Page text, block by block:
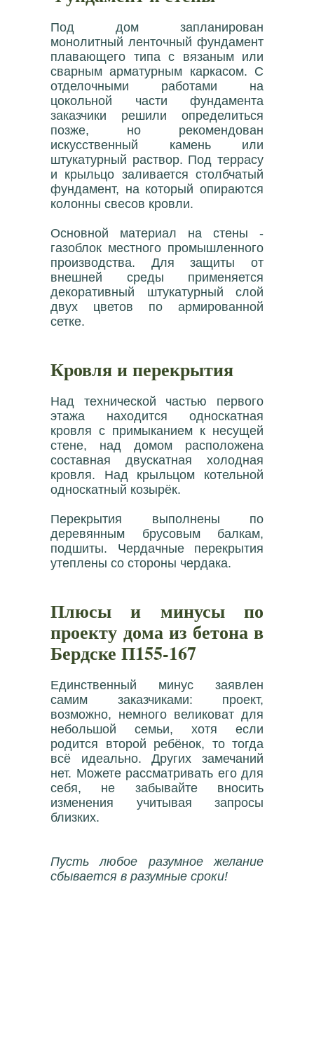
Под дом запланирован
монолитный ленточный фундамент
плавающего типа с вязаным или
сварным арматурным каркасом. С
отделочными работами на
цокольной части фундамента
заказчики решили определиться
позже, но рекомендован
искусственный камень или
штукатурный раствор. Под террасу
и крыльцо заливается столбчатый
фундамент, на который опираются
колонны свесов кровли.
Основной материал на стены -
газоблок местного промышленного
производства. Для защиты от
внешней среды применяется
декоративный штукатурный слой
двух цветов по армированной
сетке.
Кровля и перекрытия
Над технической частью первого
этажа находится односкатная
кровля с примыканием к несущей
стене, над домом расположена
составная двускатная холодная
кровля. Над крыльцом котельной
односкатный козырёк.
Перекрытия выполнены по
деревянным брусовым балкам,
подшиты. Чердачные перекрытия
утеплены со стороны чердака.
Плюсы и минусы по
проекту дома из бетона в
Бердске П155-167
Единственный минус заявлен
самим заказчиками: проект,
возможно, немного великоват для
небольшой семьи, хотя если
родится второй ребёнок, то тогда
всё идеально. Других замечаний
нет. Можете рассматривать его для
себя, не забывайте вносить
изменения учитывая запросы
близких.
Пусть любое разумное желание
сбывается в разумные сроки!